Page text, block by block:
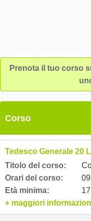
Prenota il tuo corso
Corso
Tedesco Generale 20
Titolo del corso:
Orari del corso:
Età minima:
17
+ maggiori